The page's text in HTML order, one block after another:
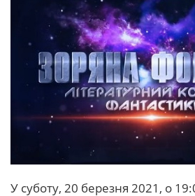
У суботу, 20 березня 2021, о